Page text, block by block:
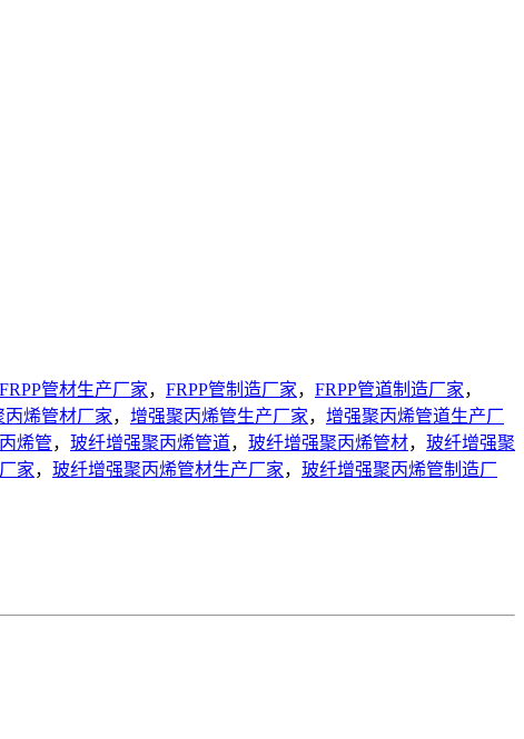
FRPP管材生产厂家， FRPP管制造厂家， FRPP管道制造厂家，
丙烯管材厂家， 增强聚丙烯管生产厂家， 增强聚丙烯管道生产厂
烯管， 玻纤增强聚丙烯管道， 玻纤增强聚丙烯管材， 玻纤增强聚
家， 玻纤增强聚丙烯管材生产厂家， 玻纤增强聚丙烯管制造厂